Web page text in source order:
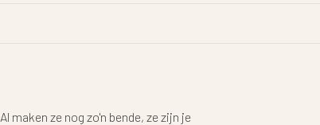
Al maken ze nog zo'n bende, ze zijn je